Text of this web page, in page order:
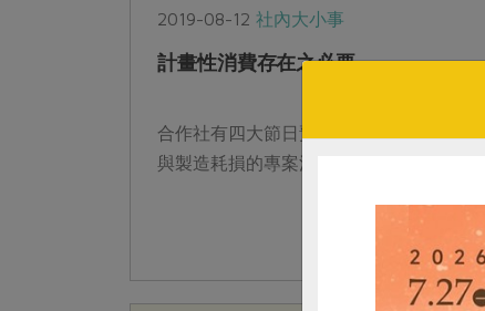
2019-08-12 社內大小事
計畫性消費存在之必要
合作社有四大節日預購，這是為了避免浪費
與製造耗損的專案活動。 ...